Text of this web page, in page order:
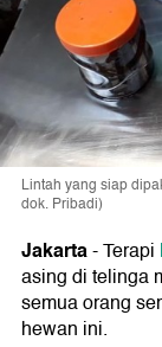
Lintah yang siap
dok. Pribadi)
Jakarta- Terapi
asing di telinga
semua orang
hewan ini.